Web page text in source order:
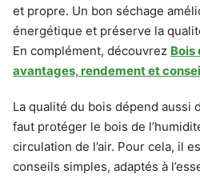
et propre. Un bon séchage
énergétique et préserve la
En complément, découvrez Bois
avantages, rendement et
La qualité du bois dépend aussi
faut protéger le bois de
circulation de l’air. Pour cela, il
conseils simples, adaptés à